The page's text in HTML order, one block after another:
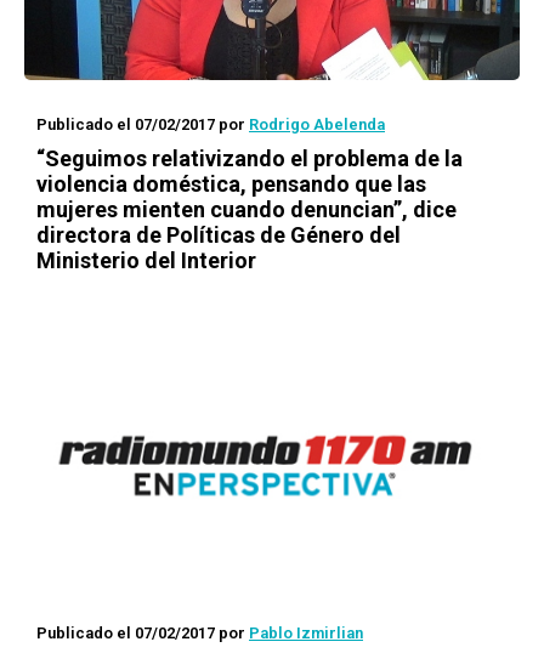
Publicado el 07/02/2017 por Rodrigo Abelenda
“Seguimos relativizando el problema de la
violencia doméstica, pensando que las
mujeres mienten cuando denuncian”, dice
directora de Políticas de Género del
Ministerio del Interior
Publicado el 07/02/2017 por Pablo Izmirlian